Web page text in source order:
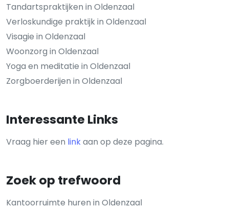
Tandartspraktijken in Oldenzaal
Verloskundige praktijk in Oldenzaal
Visagie in Oldenzaal
Woonzorg in Oldenzaal
Yoga en meditatie in Oldenzaal
Zorgboerderijen in Oldenzaal
Interessante Links
Vraag hier een linkaan op deze pagina.
Zoek op trefwoord
Kantoorruimte huren in Oldenzaal